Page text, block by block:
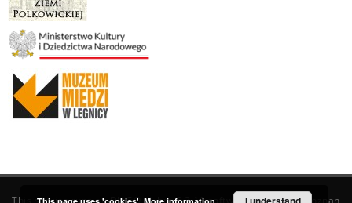
This service runs onDInGO dLibra 6.3.19software created by Poznan